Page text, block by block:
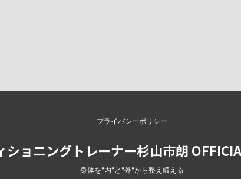
プライバシーポリシー
ショニングトレーナー杉山市朗
身体を"内"と"外"から整え鍛える